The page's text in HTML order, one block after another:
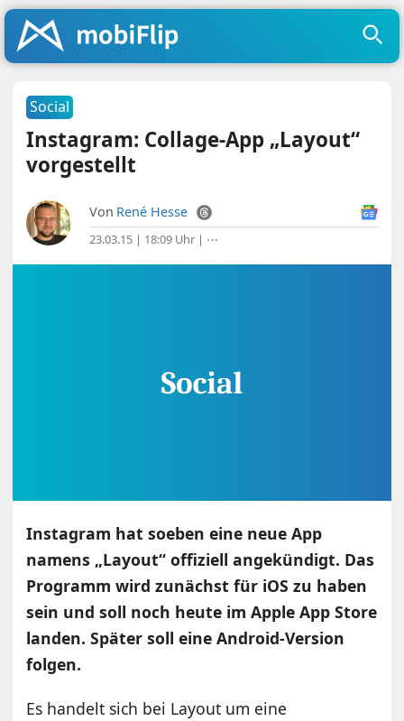
Social
Instagram: Collage-App „Layout“
vorgestellt
Von René Hesse
23.03.15 | 18:09 Uhr | ⋯
Instagram hat soeben eine neue App
namens „Layout“ offiziell angekündigt. Das
Programm wird zunächst für iOS zu haben
sein und soll noch heute im Apple App Store
landen. Später soll eine Android-Version
folgen.
Es handelt sich bei Layout um eine